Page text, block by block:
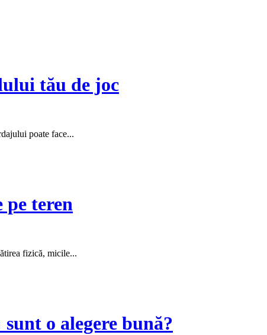
tău de joc
poate face...
teren
fizică, micile...
o alegere bună?